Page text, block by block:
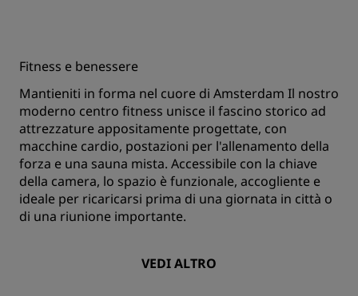
Fitness e benessere
Mantieniti in forma nel cuore di Amsterdam Il nostro
moderno centro fitness unisce il fascino storico ad
attrezzature appositamente progettate, con
macchine cardio, postazioni per l'allenamento della
forza e una sauna mista. Accessibile con la chiave
della camera, lo spazio è funzionale, accogliente e
ideale per ricaricarsi prima di una giornata in città o
di una riunione importante.
VEDI ALTRO